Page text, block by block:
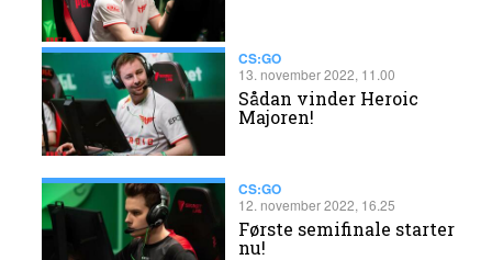
CS:GO
13. november 2022, 11.00
Sådan vinder Heroic
Majoren!
CS:GO
12. november 2022, 16.25
Første semifinale starter
nu!